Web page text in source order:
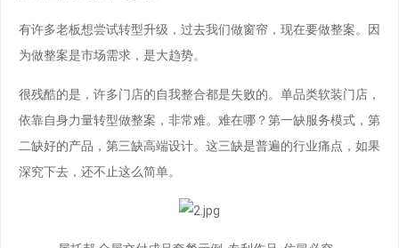
有许多老板想尝试转型升级，过去我们做窗帘，现在要做整案。因
为做整案是市场需求，是大趋势。
很残酷的是，许多门店的自我整合都是失败的。单品类软装门店，
依靠自身力量转型做整案，非常难。难在哪？第一缺服务模式，第
二缺好的产品，第三缺高端设计。这三缺是普遍的行业痛点，如果
深究下去，还不止这么简单。